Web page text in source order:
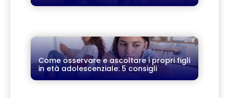
Come osservare e ascoltare i propri figli
in età adolescenziale: 5 consigli